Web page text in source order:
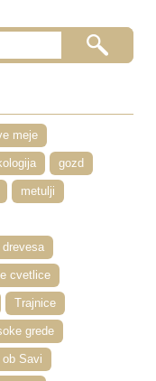
meje
gozd
metulji
cvetlice
Trajnice
grede
ob Savi